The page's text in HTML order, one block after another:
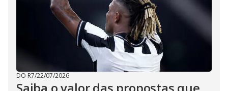
DO R7/22/07/2026
Saiba o valor das propostas que